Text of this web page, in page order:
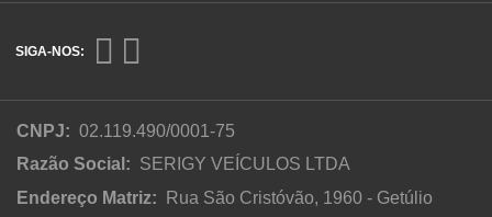
SIGA-NOS:
CNPJ: 02.119.490/0001-75
Razão Social: SERIGY VEÍCULOS LTDA
Endereço Matriz:
Rua São Cristóvão, 1960 - Getúlio